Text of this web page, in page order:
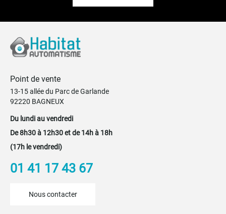
Point de vente
13-15 allée du Parc de Garlande
92220 BAGNEUX
Du lundi au vendredi
De 8h30 à 12h30 et de 14h à 18h
(17h le vendredi)
01 41 17 43 67
Nous contacter